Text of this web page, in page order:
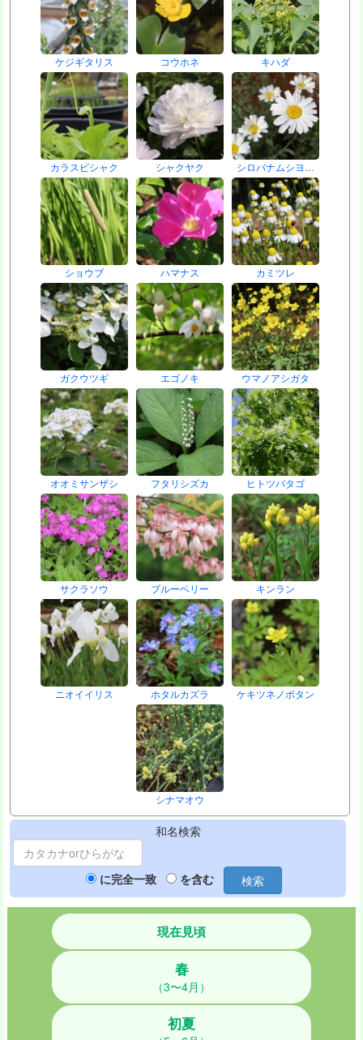
ケジギタリス コウホネ キハダ
カラスビシャク シャクヤク シロバナムシヨ…
ショウブ ハマナス カミツレ
ガクウツギ エゴノキ ウマノアシガタ
オオミサンザシ フタリシズカ ヒトツバタゴ
サクラソウ ブルーベリー キンラン
ニオイイリス ホタルカズラ ケキツネノボタン
シナマオウ
和名検索
に完全一致 を含む 検索
現在見頃
春
（3〜4月）
初夏